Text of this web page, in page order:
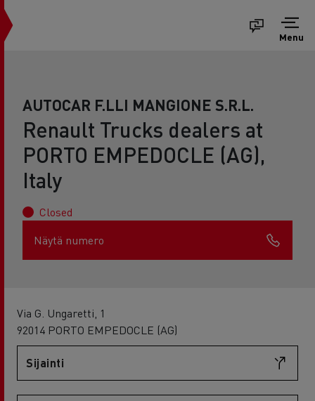
Menu
AUTOCAR F.LLI MANGIONE S.R.L.
Renault Trucks dealers at
PORTO EMPEDOCLE (AG),
Italy
Closed
Näytä numero
Via G. Ungaretti, 1
92014 PORTO EMPEDOCLE (AG)
Sijainti